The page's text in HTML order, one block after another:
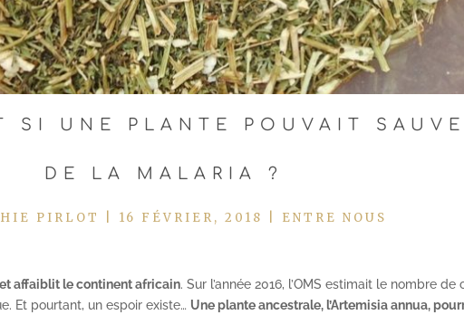
UNE PLANTE POUVAIT
DE LA MALARIA ?
PIRLOT 16 FÉVRIER, 2018 ENTRE NOUS
affaiblit le continent africain. Sur l’année 2016, l’OMS estimait le nombre
Et pourtant, un espoir existe… Une plante ancestrale, l’Artemisia annua,